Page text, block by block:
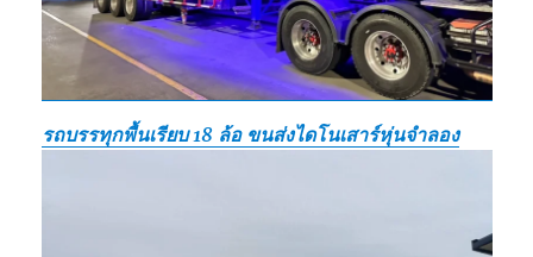
รถบรรทุกพื้นเรียบ 18 ล้อ ขนส่งไดโนเสาร์หุ่นจำลอง